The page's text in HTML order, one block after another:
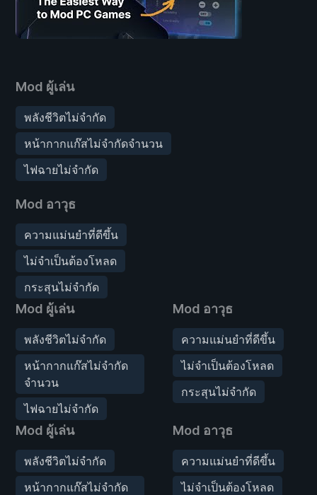
Mod ผู้เล่น
พลังชีวิตไม่จำกัด
หน้ากากแก๊สไม่จำกัดจำนวน
ไฟฉายไม่จำกัด
Mod อาวุธ
ความแม่นยำที่ดีขึ้น
ไม่จำเป็นต้องโหลด
กระสุนไม่จำกัด
Mod ผู้เล่น
พลังชีวิตไม่จำกัด
หน้ากากแก๊สไม่จำกัด
จำนวน
ไฟฉายไม่จำกัด
Mod อาวุธ
ความแม่นยำที่ดีขึ้น
ไม่จำเป็นต้องโหลด
กระสุนไม่จำกัด
Mod ผู้เล่น
พลังชีวิตไม่จำกัด
หน้ากากแก๊สไม่จำกัด
Mod อาวุธ
ความแม่นยำที่ดีขึ้น
ไม่จำเป็นต้องโหลด